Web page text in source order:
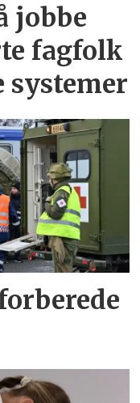
jobbe
fagfolk
systemer